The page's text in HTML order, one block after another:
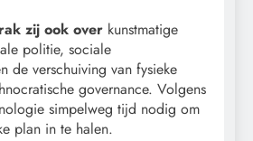
zij ook over kunstmatige
politie, sociale
de verschuiving van fysieke
governance. Volgens
simpelweg tijd nodig om
plan in te halen.